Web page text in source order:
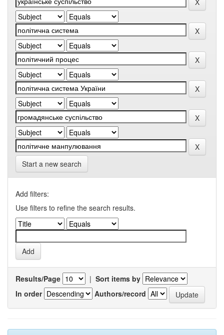
Start a new search
Add filters:
Use filters to refine the search results.
Results/Page | Sort items by
In order
Authors/record